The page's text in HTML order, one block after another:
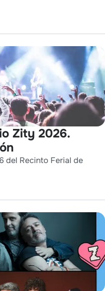
Zity 2026.
del Recinto Ferial de